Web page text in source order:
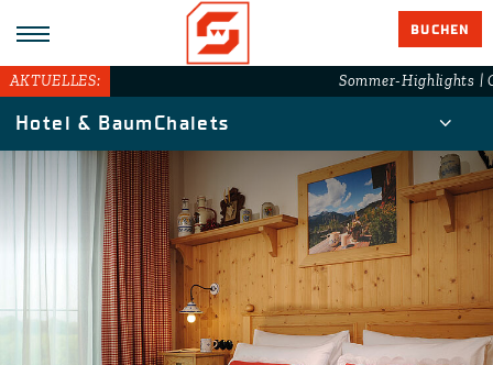
BUCHEN
Hotel & BaumChalets
AKTUELLES: Sommer-Highlights |